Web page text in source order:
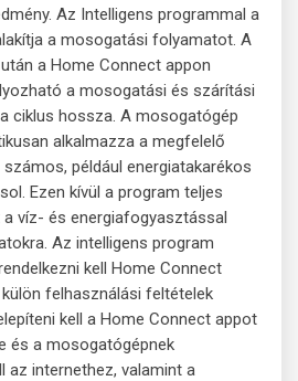
Az Intelligens programmal a
a mosogatási folyamatot. A
a Home Connect appon
a mosogatási és szárítási
ciklus hossza. A mosogatógép
alkalmazza a megfelelő
például energiatakarékos
Ezen kívül a program teljes
víz- és energiafogyasztással
Az intelligens program
kell Home Connect
felhasználási feltételek
kell a Home Connect appot
és a mosogatógépnek
az internethez, valamint a